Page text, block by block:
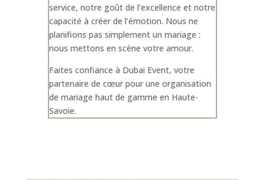
service, notre goût de l’excellence et notre
capacité à créer de l’émotion. Nous ne
planifions pas simplement un mariage :
nous mettons en scène votre amour.
Faites confiance à Dubai Event, votre
partenaire de cœur pour une organisation
de mariage haut de gamme en Haute-
Savoie.